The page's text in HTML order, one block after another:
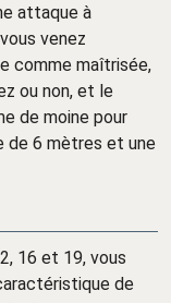
attaque à
venez
comme maîtrisée,
ou non, et le
de moine pour
de 6 mètres et une
16 et 19, vous
de